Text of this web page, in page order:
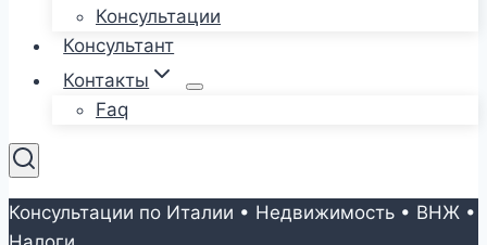
Консультации
Консультант
Контакты
Faq
Консультации по Италии • Недвижимость • ВНЖ •